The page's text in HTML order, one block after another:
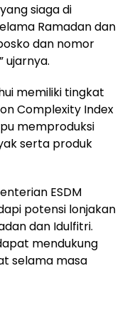
siaga di
Ramadan dan
dan nomor
ujarnya.
memiliki tingkat
Complexity Index
memproduksi
serta produk
ESDM
potensi lonjakan
dan Idulfitri.
mendukung
selama masa